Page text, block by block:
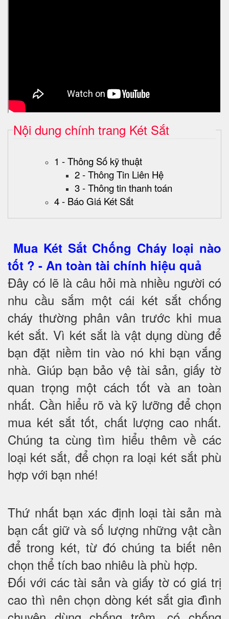
Nội dung chính trang Két Sắt
1 - Thông Số kỹ thuật
2 - Thông Tin Liên Hệ
3 - Thông tin thanh toán
4 - Báo Giá Két Sắt
Mua Két Sắt Chống Cháy loại nào
tốt ? - An toàn tài chính hiệu quả
Đây có lẽ là câu hỏi mà nhiều người có
nhu cầu sắm một cái két sắt chống
cháy thường phân vân trước khi mua
két sắt. Vì két sắt là vật dụng dùng để
bạn đặt niềm tin vào nó khi bạn vắng
nhà. Giúp bạn bảo vệ tài sản, giấy tờ
quan trọng một cách tốt và an toàn
nhất. Cần hiểu rõ và kỹ lưỡng để chọn
mua két sắt tốt, chất lượng cao nhất.
Chúng ta cùng tìm hiểu thêm về các
loại két sắt, để chọn ra loại két sắt phù
hợp với bạn nhé!
Thứ nhất bạn xác định loại tài sản mà
bạn cất giữ và số lượng những vật cần
để trong két, từ đó chúng ta biết nên
chọn thể tích bao nhiêu là phù hợp.
Đối với các tài sản và giấy tờ có giá trị
cao thì nên chọn dòng két sắt gia đình